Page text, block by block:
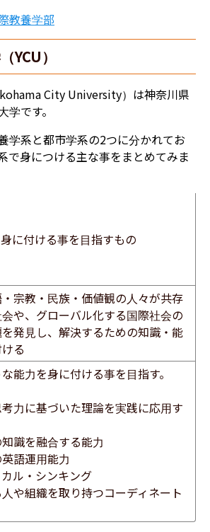
教養学部
YCU）
City University）は神奈川県
です。
学系と都市学系の2つに分かれてお
で身につける主な事をまとめてみま
身に付ける事を目指すもの
宗教・民族・価値観の人々が共存
や、グローバル化する国際社会の
発見し、解決するための知識・能
る
能力を身に付ける事を目指す。
力に基づいた理論を実践に応用す
知識を融合する能力
語運用能力
ル・シンキング
や組織を取り持つコーディネート